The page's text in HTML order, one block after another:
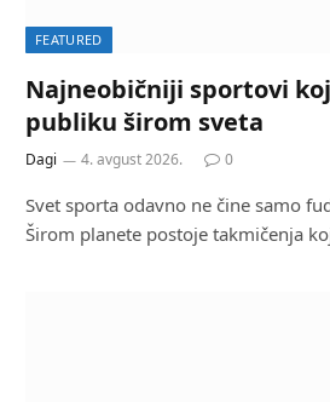
FEATURED
Najneobičniji sportovi
publiku širom sveta
Dagi 4. avgust 2026. 0
Svet sporta odavno ne čine samo
Širom planete postoje takmičenja